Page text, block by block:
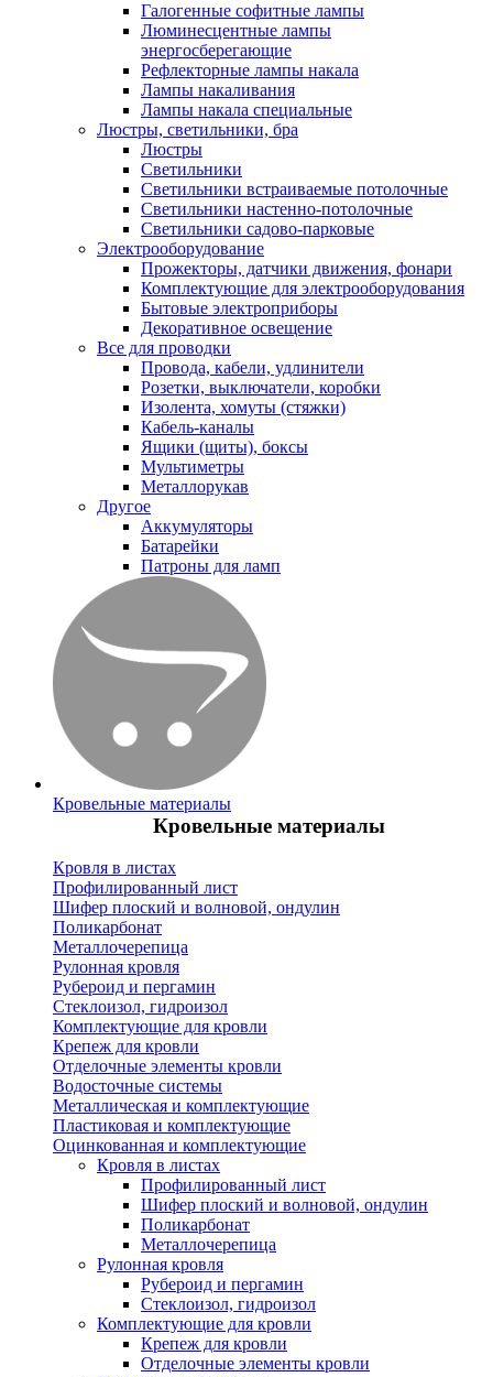
Галогенные софитные лампы
Люминесцентные лампы
энергосберегающие
Рефлекторные лампы накала
Лампы накаливания
Лампы накала специальные
Люстры, светильники, бра
Люстры
Светильники
Светильники встраиваемые потолочные
Светильники настенно-потолочные
Светильники садово-парковые
Электрооборудование
Прожекторы, датчики движения, фонари
Комплектующие для электрооборудования
Бытовые электроприборы
Декоративное освещение
Все для проводки
Провода, кабели, удлинители
Розетки, выключатели, коробки
Изолента, хомуты (стяжки)
Кабель-каналы
Ящики (щиты), боксы
Мультиметры
Металлорукав
Другое
Аккумуляторы
Батарейки
Патроны для ламп
Кровельные материалы
Кровельные материалы
Кровля в листах
Профилированный лист
Шифер плоский и волновой, ондулин
Поликарбонат
Металлочерепица
Рулонная кровля
Рубероид и пергамин
Стеклоизол, гидроизол
Комплектующие для кровли
Крепеж для кровли
Отделочные элементы кровли
Водосточные системы
Металлическая и комплектующие
Пластиковая и комплектующие
Оцинкованная и комплектующие
Кровля в листах
Профилированный лист
Шифер плоский и волновой, ондулин
Поликарбонат
Металлочерепица
Рулонная кровля
Рубероид и пергамин
Стеклоизол, гидроизол
Комплектующие для кровли
Крепеж для кровли
Отделочные элементы кровли